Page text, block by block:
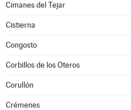
Cimanes del Tejar
Cistierna
Congosto
Corbillos de los Oteros
Corullón
Crémenes